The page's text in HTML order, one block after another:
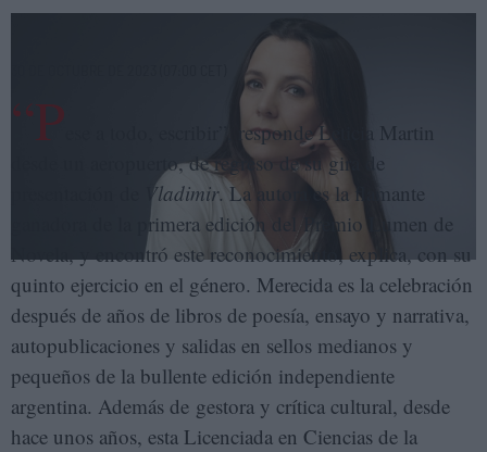
La escritora argentina Leticia Martin. ALEJANDRA LÓPEZ
“P ese a todo, escribir”, responde Leticia Martin
desde un aeropuerto, de regreso de su gira de
Vladimir. La autora es la flamante
ganadora de la primera edición del Premio Lumen de
Novela, y encontró este reconocimiento, explica, con su
quinto ejercicio en el género. Merecida es la celebración
después de años de libros de poesía, ensayo y narrativa,
autopublicaciones y salidas en sellos medianos y
pequeños de la bullente edición independiente
argentina. Además de gestora y crítica cultural, desde
hace unos años, esta Licenciada en Ciencias de la